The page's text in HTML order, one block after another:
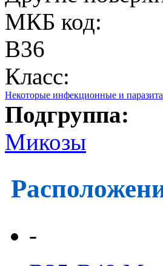
МКБ код:
B36
Класс:
Некоторые инфекционные и
Подгруппа:
Микозы
-